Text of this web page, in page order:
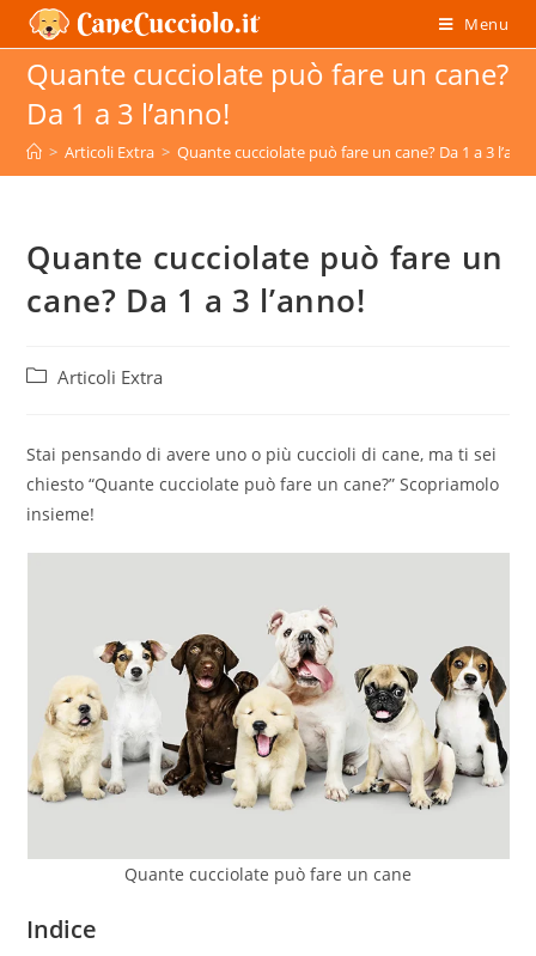
Salta
al
contenuto
Menu
Quante cucciolate può fare un cane?
Da 1 a 3 l’anno!
> Articoli Extra > Quante cucciolate può fare un cane? Da 1 a 3
Quante cucciolate può fare un
cane? Da 1 a 3 l’anno!
Categoria
Articoli Extra
Stai pensando di avere uno o più cuccioli di cane, ma ti sei
chiesto “Quante cucciolate può fare un cane?” Scopriamolo
insieme!
Quante cucciolate può fare un cane
Indice